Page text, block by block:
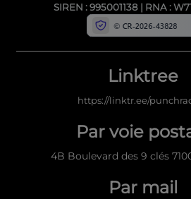
SIREN : 995001138 | RNA :
Linktree
https://linktr.ee/
Par voie
4B Boulevard des 9 clés
Par mail